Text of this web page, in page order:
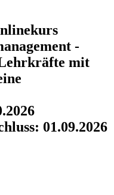
-
mit
01.09.2026